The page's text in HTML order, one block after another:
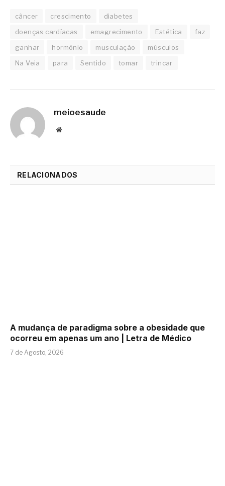
câncer crescimento
diabetes
doenças cardíacas
emagrecimento Estética
faz
ganhar
hormônio musculação
músculos
Na Veia
para Sentido tomar trincar
meioesaude
Website
RELACIONADOS
A mudança de paradigma sobre a obesidade que
ocorreu em apenas um ano | Letra de Médico
7 de Agosto, 2026